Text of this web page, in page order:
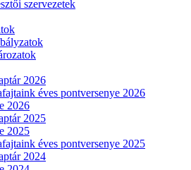
szervezetek
2026
éves pontversenye 2026
2026
2025
2025
éves pontversenye 2025
2024